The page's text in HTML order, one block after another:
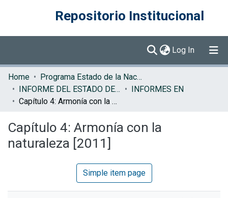
Repositorio Institucional
Log In (current)
Communities & Collections
Browse DSpace
Home
Programa Estado de la Nación (PEN)
INFORME DEL ESTADO DE LA NACION
INFORMES EN
Capítulo 4: Armonía con la naturaleza [2011]
Capítulo 4: Armonía con la
naturaleza [2011]
Simple item page